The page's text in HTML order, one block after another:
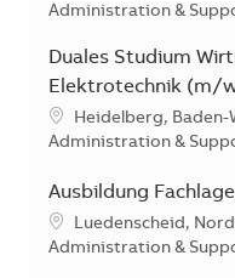
Kategorie
Administration &
Duales Studium
Elektrotechnik (m/
Standort
Heidelberg,
Kategorie
Administration &
Ausbildung
Standort
Luedenscheid,
Kategorie
Administration &